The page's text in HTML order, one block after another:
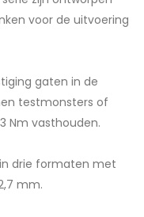
voor de uitvoering
gaten in de
testmonsters of
Nm vasthouden.
in drie formaten met
mm.